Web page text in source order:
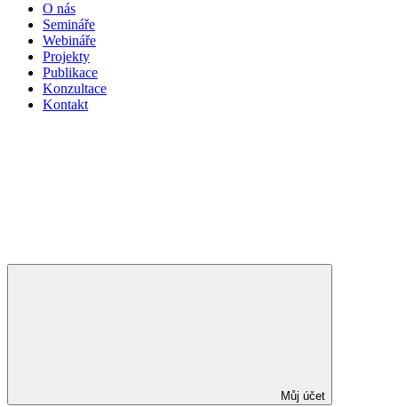
O nás
Semináře
Webináře
Projekty
Publikace
Konzultace
Kontakt
Můj účet